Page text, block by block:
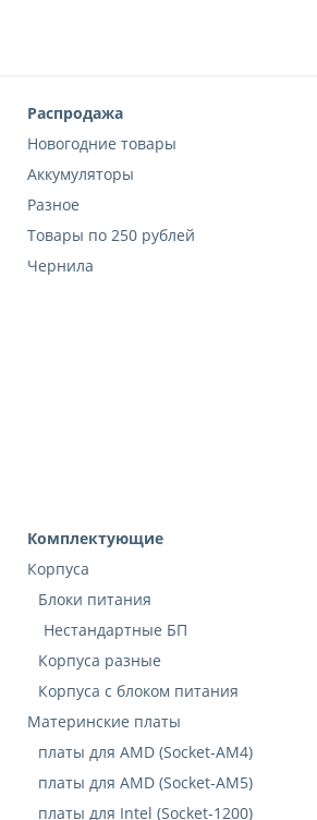
Распродажа
Новогодние товары
Аккумуляторы
Разное
Товары по 250 рублей
Чернила
Комплектующие
Корпуса
Блоки питания
Нестандартные БП
Корпуса разные
Корпуса с блоком питания
Материнские платы
платы для AMD (Socket-AM4)
платы для AMD (Socket-AM5)
платы для Intel (Socket-1200)